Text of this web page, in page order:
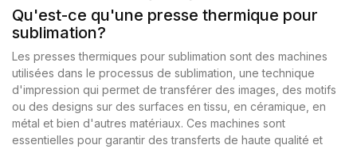
Qu'est-ce qu'une presse thermique pour
sublimation?
Les presses thermiques pour sublimation sont des machines
utilisées dans le processus de sublimation, une technique
d'impression qui permet de transférer des images, des motifs
ou des designs sur des surfaces en tissu, en céramique, en
métal et bien d'autres matériaux. Ces machines sont
essentielles pour garantir des transferts de haute qualité et